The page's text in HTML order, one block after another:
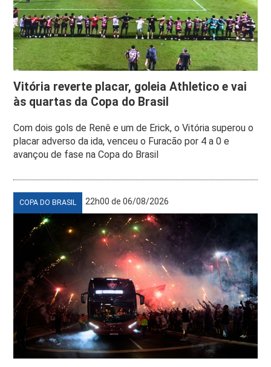
Vitória reverte placar, goleia Athletico e vai
às quartas da Copa do Brasil
Com dois gols de Renê e um de Erick, o Vitória superou o
placar adverso da ida, venceu o Furacão por 4 a 0 e
avançou de fase na Copa do Brasil
COPA DO BRASIL 22h00 de 06/08/2026